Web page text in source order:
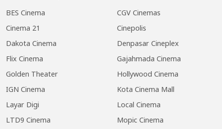
BES Cinema
CGV Cinemas
Cinema 21
Cinepolis
Dakota Cinema
Denpasar Cineplex
Flix Cinema
Gajahmada Cinema
Golden Theater
Hollywood Cinema
IGN Cinema
Kota Cinema Mall
Layar Digi
Local Cinema
LTD9 Cinema
Mopic Cinema